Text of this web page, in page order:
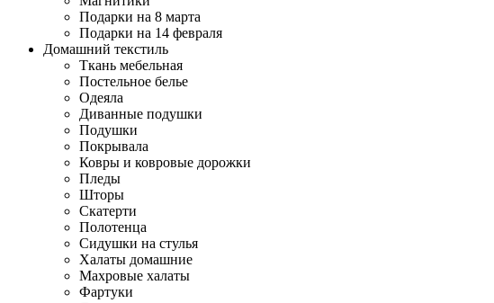
Подарки на 8 марта
Подарки на 14 февраля
Домашний текстиль
Ткань мебельная
Постельное белье
Одеяла
Диванные подушки
Подушки
Покрывала
Ковры и ковровые дорожки
Пледы
Шторы
Скатерти
Полотенца
Сидушки на стулья
Халаты домашние
Махровые халаты
Фартуки